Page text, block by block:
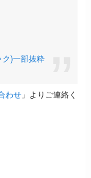
ク)一部抜粋
わせ 」よりご連絡く